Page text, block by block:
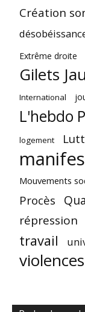
Création
Extrême droite
Gilets
International
L'hebdo
logement
Mouvements
Procès
répression
travail